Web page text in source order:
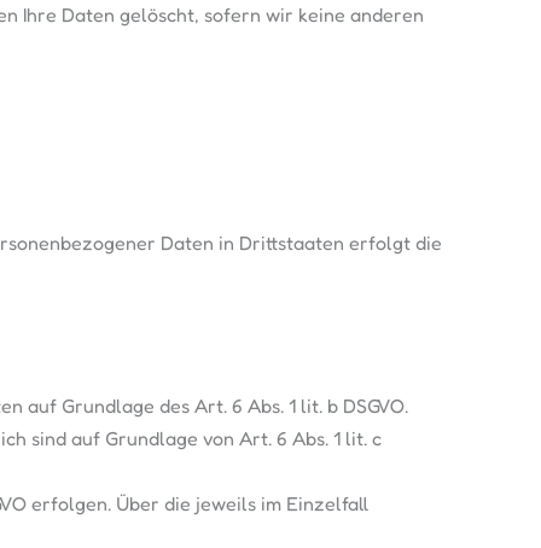
Ihre Daten gelöscht, sofern wir keine anderen
Daten in Drittstaaten erfolgt die
Grundlage des Art. 6 Abs. 1 lit. b DSGVO.
sind auf Grundlage von Art. 6 Abs. 1 lit. c
erfolgen. Über die jeweils im Einzelfall